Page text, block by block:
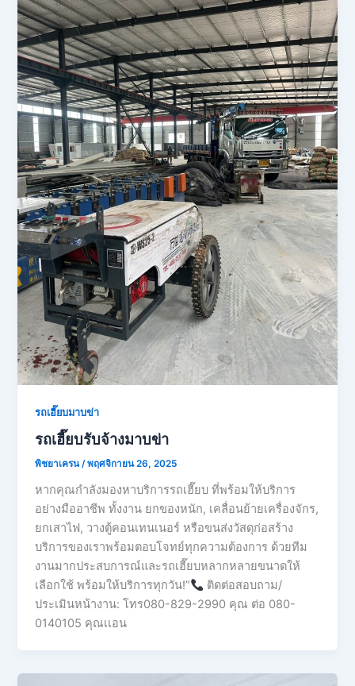
รถเฮี๊ยบมาบข่า
รถเฮี๊ยบรับจ้างมาบข่า
พิชยาเครน/พฤศจิกายน 26, 2025
หากคุณกำลังมองหาบริการรถเฮี๊ยบ ที่พร้อมให้บริการ
อย่างมืออาชีพ ทั้งงาน ยกของหนัก, เคลื่อนย้ายเครื่องจักร,
ยกเสาไฟ, วางตู้คอนเทนเนอร์ หรือขนส่งวัสดุก่อสร้าง
บริการของเราพร้อมตอบโจทย์ทุกความต้องการ ด้วยทีม
งานมากประสบการณ์และรถเฮี๊ยบหลากหลายขนาดให้
เลือกใช้ พร้อมให้บริการทุกวัน!”
ติดต่อสอบถาม/
ประเมินหน้างาน: โทร080-829-2990 คุณ ต่อ 080-
0140105 คุณเเอน